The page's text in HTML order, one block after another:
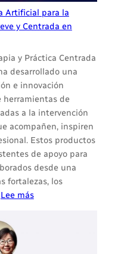
Artificial para la
y Centrada en
y Práctica Centrada
desarrollado una
e innovación
herramientas de
a la intervención
acompañen, inspiren
Estos productos
de apoyo para
desde una
fortalezas, los
Lee más: